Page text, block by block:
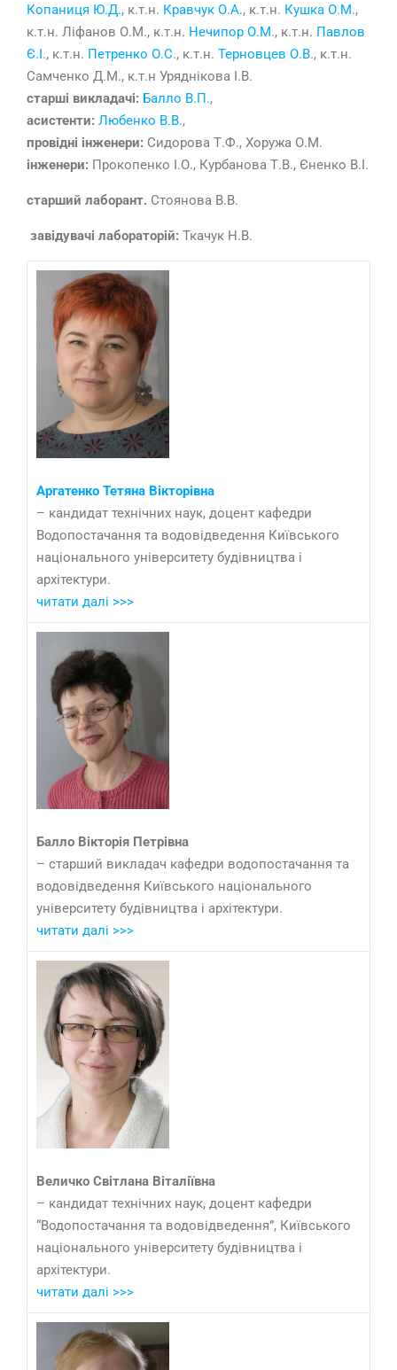
Копаниця Ю.Д., к.т.н. Кравчук О.А., к.т.н. Кушка О.М.,
к.т.н. Ліфанов О.М., к.т.н. Нечипор О.М., к.т.н. Павлов
Є.І., к.т.н. Петренко О.С., к.т.н. Терновцев О.В., к.т.н.
Самченко Д.М., к.т.н Уряднікова І.В.
старші викладачі: Балло В.П.,
асистенти: Любенко В.В.,
провідні інженери: Сидорова Т.Ф., Хоружа О.М.
інженери: Прокопенко І.О., Курбанова Т.В., Єненко В.І.
старший лаборант. Стоянова В.В.
завідувачі лабораторій: Ткачук Н.В.
Аргатенко Тетяна Вікторівна
– кандидат технічних наук, доцент кафедри
Водопостачання та водовідведення Київського
національного університету будівництва і
архітектури.
читати далі >>>
Балло Вікторія Петрівна
– старший викладач кафедри водопостачання та
водовідведення Київського національного
університету будівництва і архітектури.
читати далі >>>
Величко Світлана Віталіївна
– кандидат технічних наук, доцент кафедри
“Водопостачання та водовідведення”, Київського
національного університету будівництва і
архітектури.
читати далі >>>